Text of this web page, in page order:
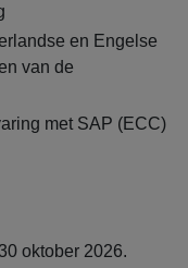
en Engelse
van de
met SAP (ECC)
oktober 2026.